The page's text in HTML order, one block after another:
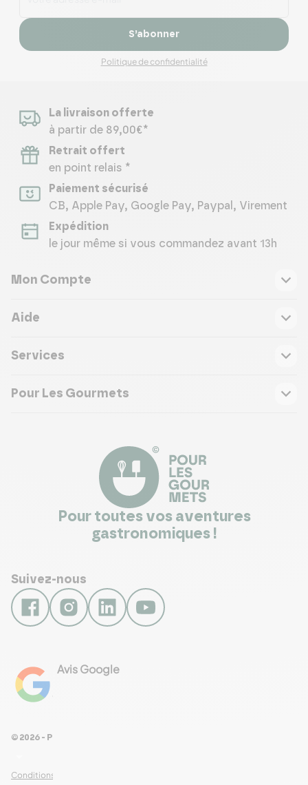
S’abonner
Politique de confidentialité
La livraison offerte
à partir de 89,00€*
Retrait offert
en point relais *
Paiement sécurisé
CB, Apple Pay, Google Pay, Paypal, Virement
Expédition
le jour même si vous commandez avant 13h
Mon Compte
Aide
Services
Pour Les Gourmets
Pour toutes vos aventures
gastronomiques !
Suivez-nous
Avis Google
Conditions Générales de Ventes
© 2026 - Pour Les Gourmets